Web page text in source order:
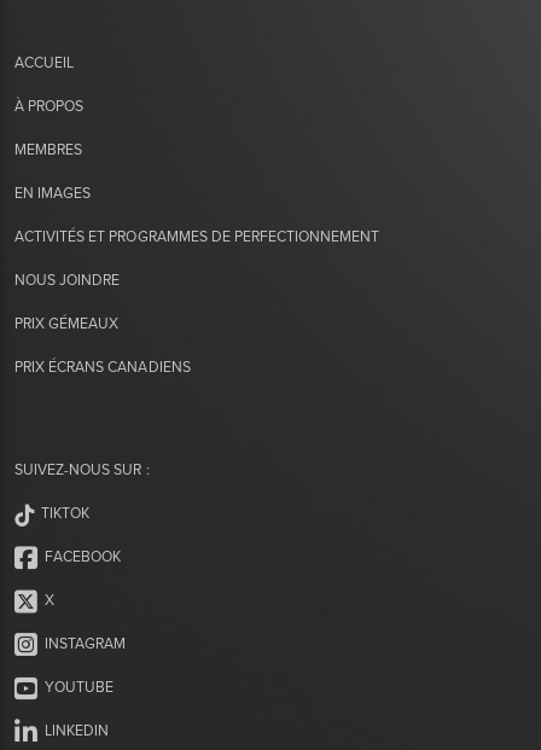
ACCUEIL
À PROPOS
MEMBRES
EN IMAGES
ACTIVITÉS ET PROGRAMMES DE PERFECTIONNEMENT
NOUS JOINDRE
PRIX GÉMEAUX
PRIX ÉCRANS CANADIENS
SUIVEZ-NOUS SUR :
TIKTOK
FACEBOOK
X
INSTAGRAM
YOUTUBE
LINKEDIN